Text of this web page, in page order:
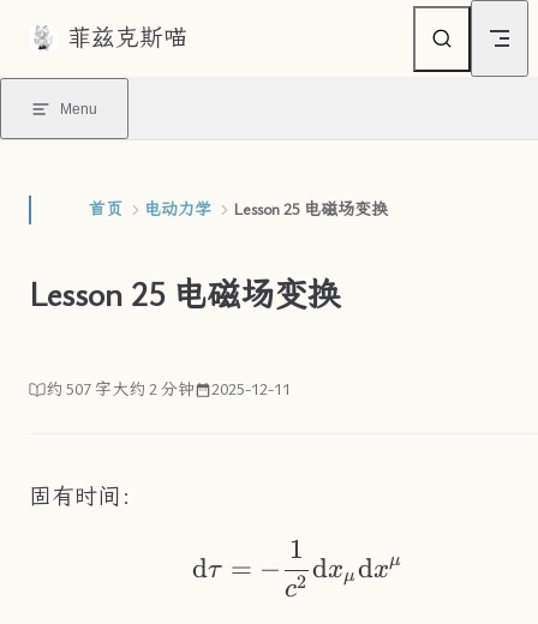
Skip to content
菲兹克斯喵
Menu
首页 电动力学 Lesson 25 电磁场变换
Lesson 25 电磁场变换
约 507 字大约 2 分钟 2025-12-11
固有时间：
\text{d}\tau = -
dτ = −
c2
1
dxμdxμ